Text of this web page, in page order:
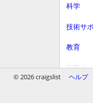
科学
技術サ
教育
顧客サ
© 2026 craigslist ヘルプ